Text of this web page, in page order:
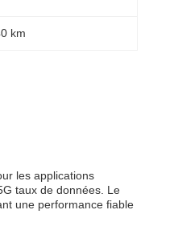
km
les applications
taux de données. Le
une performance fiable